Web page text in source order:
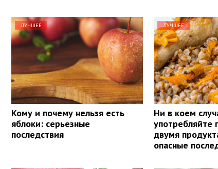
ЛУЧШЕЕ
Кому и почему нельзя есть
яблоки: серьезные
последствия
ЛУЧШЕЕ
Ни в коем
употребляйте
двумя
опасные